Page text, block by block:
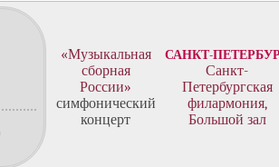
«Музыкальная
сборная
России»
симфонический
концерт
САНКТ-
Санкт-
Петербургская
филармония,
Большой зал